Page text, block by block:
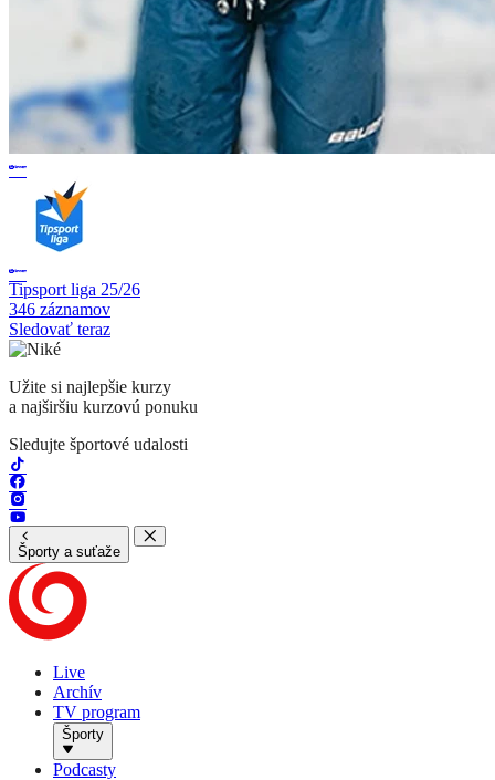
Tipsport liga 25/26
346 záznamov
Sledovať teraz
Užite si najlepšie kurzy
a najširšiu kurzovú ponuku
Sledujte športové udalosti
Športy a suťaže
Live
Archív
TV program
Športy
Podcasty